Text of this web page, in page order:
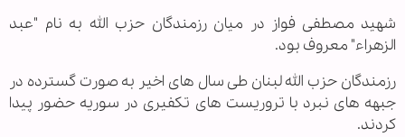
شهید مصطفی فواز در میان رزمندگان حزب الله به نام "عبد
الزهراء" معروف بود.
رزمندگان حزب الله لبنان طی سال های اخیر به صورت گسترده در
جبهه های نبرد با تروریست های تکفیری در سوریه حضور پیدا
کردند.